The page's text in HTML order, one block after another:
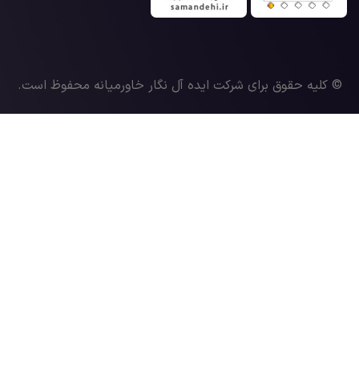
© کلیه حقوق برای شرکت ایده آل نگار خاورمیانه محفوظ است.